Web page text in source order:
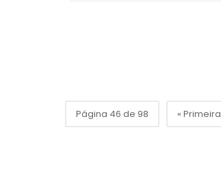
Página 46 de 98 « Primeira